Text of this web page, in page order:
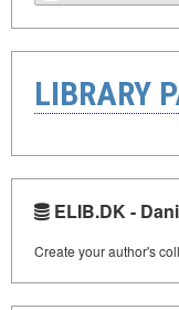
LIBRARY
ELIB.DK -
Create your author's